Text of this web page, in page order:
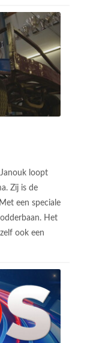
Janouk loopt
Zij is de
een speciale
Het
ook een